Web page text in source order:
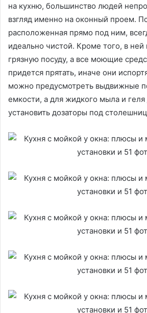
на кухню, большинство людей
взгляд именно на оконный проем.
расположенная прямо под ним,
идеально чистой. Кроме того, в ней
грязную посуду, а все моющие
придется прятать, иначе они
можно предусмотреть выдвижные
емкости, а для жидкого мыла и
установить дозаторы под